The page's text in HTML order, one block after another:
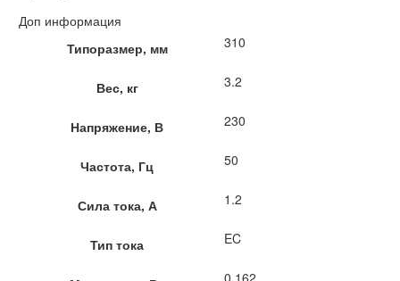
Доп информация
Типоразмер, мм
310
Вес, кг 3.2
Напряжение, В 230
Частота, Гц 50
Сила тока, А 1.2
Тип тока EC